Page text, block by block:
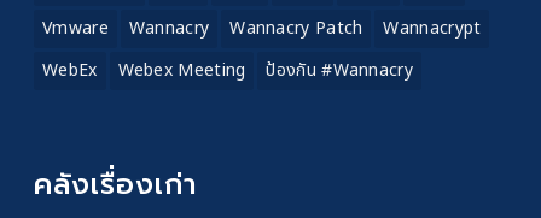
Vmware
Wannacry Wannacry Patch
Wannacrypt
WebEx
Webex Meeting ป้องกัน #wannacry
คลังเรื่องเก่า